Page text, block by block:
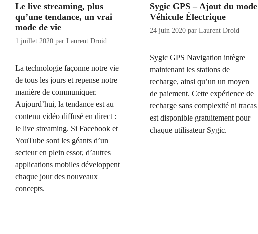
Le live streaming, plus
qu’une tendance, un vrai
mode de vie
1 juillet 2020 par Laurent Droid
La technologie façonne notre vie
de tous les jours et repense notre
manière de communiquer.
Aujourd’hui, la tendance est au
contenu vidéo diffusé en direct :
le live streaming. Si Facebook et
YouTube sont les géants d’un
secteur en plein essor, d’autres
applications mobiles développent
chaque jour des nouveaux
concepts.
Sygic GPS – Ajout du mode
Véhicule Électrique
24 juin 2020 par Laurent Droid
Sygic GPS Navigation intègre
maintenant les stations de
recharge, ainsi qu’un un moyen
de paiement. Cette expérience de
recharge sans complexité ni tracas
est disponible gratuitement pour
chaque utilisateur Sygic.